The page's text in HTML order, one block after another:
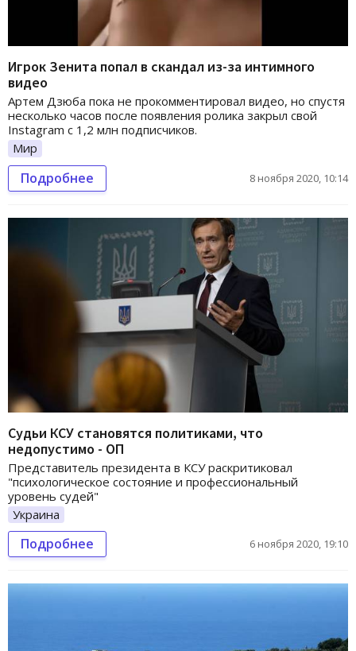
Игрок Зенита попал в скандал из-за интимного
видео
Артем Дзюба пока не прокомментировал видео, но спустя
несколько часов после появления ролика закрыл свой
Instagram с 1,2 млн подписчиков.
Мир
Подробнее 8 ноября 2020, 10:14
Судьи КСУ становятся политиками, что
недопустимо - ОП
Представитель президента в КСУ раскритиковал
"психологическое состояние и профессиональный
уровень судей"
Украина
Подробнее 6 ноября 2020, 19:10